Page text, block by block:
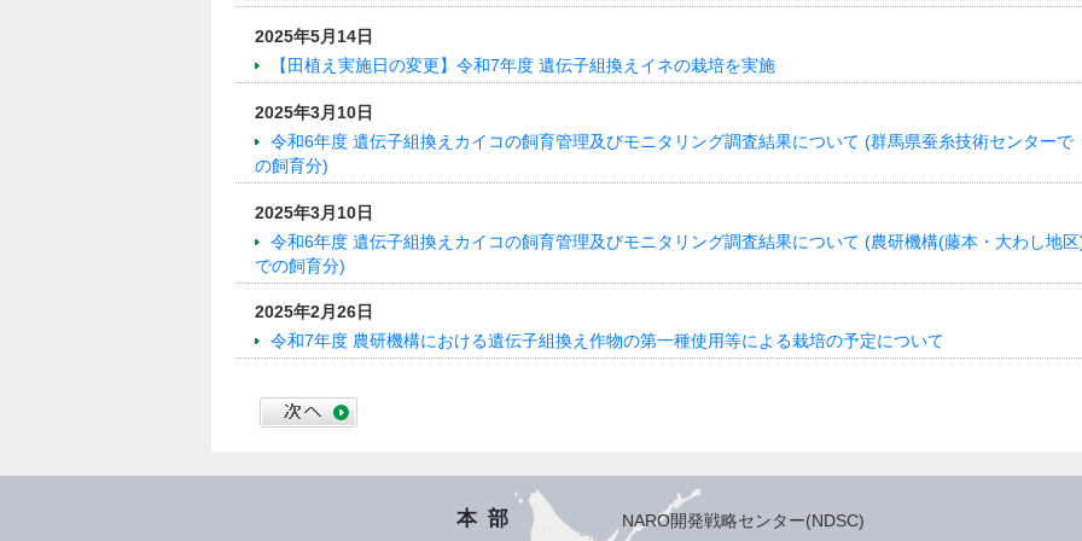
2025年5月14日
【田植え実施日の変更】令和7年度 遺伝子組換えイネの栽培を実施
2025年3月10日
令和6年度 遺伝子組換えカイコの飼育管理及びモニタリング調査結果について (群馬県蚕糸技術センターで
の飼育分)
2025年3月10日
令和6年度 遺伝子組換えカイコの飼育管理及びモニタリング調査結果について (農研機構(藤本・大わし地
での飼育分)
2025年2月26日
令和7年度 農研機構における遺伝子組換え作物の第一種使用等による栽培の予定について
本部 NARO開発戦略センター(NDSC)